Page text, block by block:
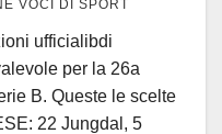
VOCI DI SPORT
ufficialibdi
per la 26a
B. Queste le scelte
22 Jungdal, 5